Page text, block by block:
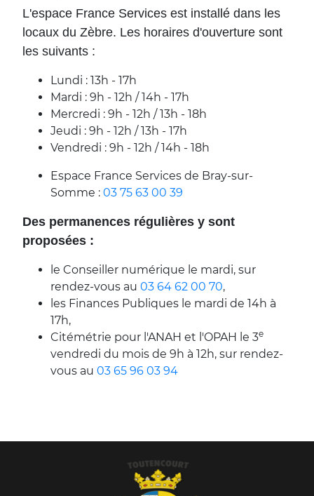
L'espace France Services est installé dans les
locaux du Zèbre. Les horaires d'ouverture sont
les suivants :
Lundi : 13h - 17h
Mardi : 9h - 12h / 14h - 17h
Mercredi : 9h - 12h / 13h - 18h
Jeudi : 9h - 12h / 13h - 17h
Vendredi : 9h - 12h / 14h - 18h
Espace France Services de Bray-sur-
Somme : 03 75 63 00 39
Des permanences régulières y sont
proposées :
le Conseiller numérique le mardi, sur
rendez-vous au 03 64 62 00 70,
les Finances Publiques le mardi de 14h à
17h,
Citémétrie pour l'ANAH et l'OPAH le 3e
vendredi du mois de 9h à 12h, sur rendez-
vous au 03 65 96 03 94